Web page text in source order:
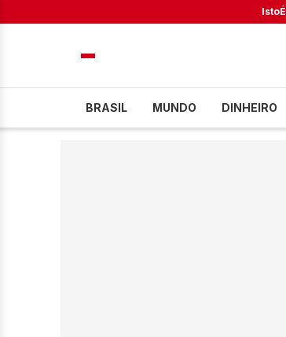
IstoÉ
BRASIL MUNDO DINHEIRO